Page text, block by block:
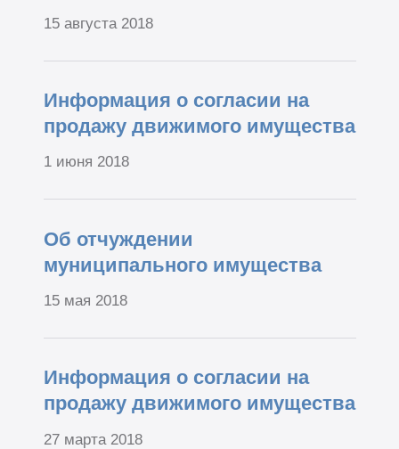
15 августа 2018
Информация о согласии на
продажу движимого имущества
1 июня 2018
Об отчуждении
муниципального имущества
15 мая 2018
Информация о согласии на
продажу движимого имущества
27 марта 2018